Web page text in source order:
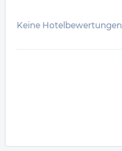
Keine Hotelbewertungen